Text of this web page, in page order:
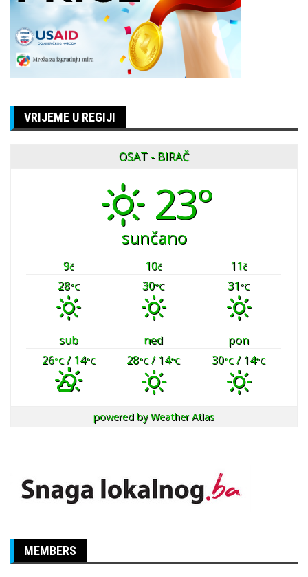
VRIJEME U REGIJI
OSAT - BIRAČ
23°
sunčano
9č 10č 11č
28°C 30°C 31°C
sub ned
pon
26°C/ 14°C 28°C/ 14°C 30°C/ 14°C
powered byWeather Atlas
MEMBERS